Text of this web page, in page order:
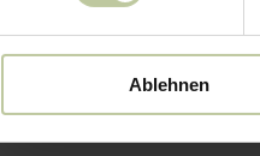
Ablehnen